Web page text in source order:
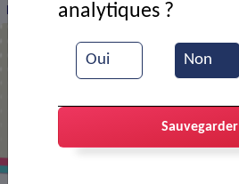
Exposition sue le sport féminin
Oui Non
analytiques ?
Sauvegarder